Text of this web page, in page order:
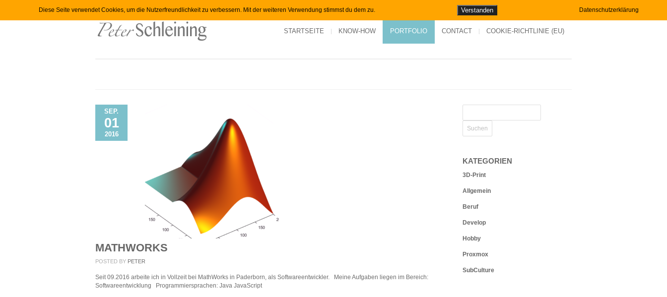
STARTSEITE KNOW-HOW PORTFOLIO CONTACT COOKIE-RICHTLINIE (EU)
SEP.
01
2016
MATHWORKS
POSTED BY PETER
Seit 09.2016 arbeite ich in Vollzeit bei MathWorks in Paderborn, als Softwareentwickler. Meine Aufgaben liegen im Bereich:
Softwareentwicklung Programmiersprachen: Java JavaScript
KATEGORIEN
3D-Print
Allgemein
Beruf
Develop
Hobby
Proxmox
SubCulture
Diese Seite verwendet Cookies, um die Nutzerfreundlichkeit zu verbessern. Mit der weiteren Verwendung stimmst du dem zu. Verstanden Datenschutzerklärung